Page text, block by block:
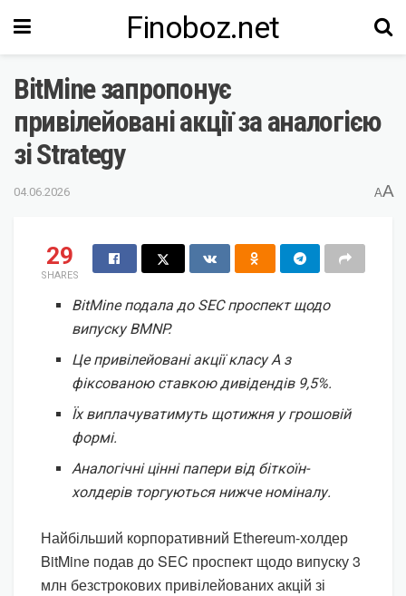
Finoboz.net
BitMine запропонує
привілейовані акції за аналогією
зі Strategy
04.06.2026 AA
29
SHARES
BitMine подала до SEC проспект щодо
випуску BMNP.
Це привілейовані акції класу A з
фіксованою ставкою дивідендів 9,5%.
Їх виплачуватимуть щотижня у грошовій
формі.
Аналогічні цінні папери від біткоїн-
холдерів торгуються нижче номіналу.
Найбільший корпоративний Ethereum-холдер
BitMine подав до SEC проспект щодо випуску 3
млн безстрокових привілейованих акцій зі